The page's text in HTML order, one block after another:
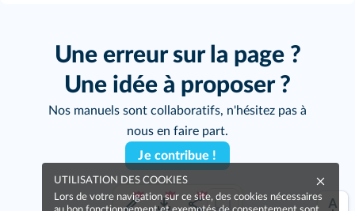
Une erreur sur la page ?
Une idée à proposer ?
Nos manuels sont collaboratifs, n'hésitez pas à
nous en faire part.
Je contribue !
UTILISATION DES COOKIES
Lors de votre navigation sur ce site, des cookies nécessaires